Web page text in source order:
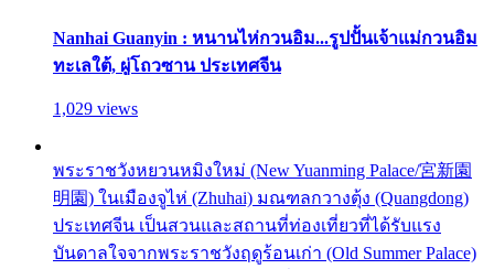
Nanhai Guanyin : หนานไห่กวนอิม...รูปปั้นเจ้าแม่กวนอิม
ทะเลใต้, ผู่โถวซาน ประเทศจีน
1,029 views
พระราชวังหยวนหมิงใหม่ (New Yuanming Palace/宮新園
明園) ในเมืองจูไห่ (Zhuhai) มณฑลกวางตุ้ง (Quangdong)
ประเทศจีน เป็นสวนและสถานที่ท่องเที่ยวที่ได้รับแรง
บันดาลใจจากพระราชวังฤดูร้อนเก่า (Old Summer Palace)